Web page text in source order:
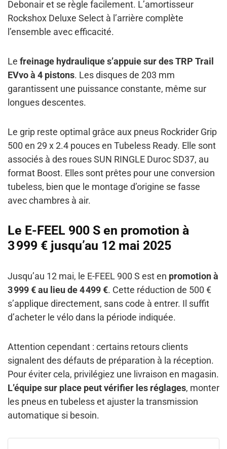
Debonair et se règle facilement. L’amortisseur
Rockshox Deluxe Select à l’arrière complète
l’ensemble avec efficacité.
Le freinage hydraulique s’appuie sur des TRP Trail
EVvo à 4 pistons. Les disques de 203 mm
garantissent une puissance constante, même sur
longues descentes.
Le grip reste optimal grâce aux pneus Rockrider Grip
500 en 29 x 2.4 pouces en Tubeless Ready. Elle sont
associés à des roues SUN RINGLE Duroc SD37, au
format Boost. Elles sont prêtes pour une conversion
tubeless, bien que le montage d’origine se fasse
avec chambres à air.
Le E-FEEL 900 S en promotion à
3 999 € jusqu’au 12 mai 2025
Jusqu’au 12 mai, le E-FEEL 900 S est en promotion à
3 999 € au lieu de 4 499 €. Cette réduction de 500 €
s’applique directement, sans code à entrer. Il suffit
d’acheter le vélo dans la période indiquée.
Attention cependant : certains retours clients
signalent des défauts de préparation à la réception.
Pour éviter cela, privilégiez une livraison en magasin.
L’équipe sur place peut vérifier les réglages, monter
les pneus en tubeless et ajuster la transmission
automatique si besoin.